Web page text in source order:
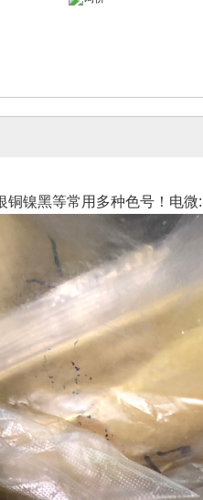
镍黑等常用多种色号！电